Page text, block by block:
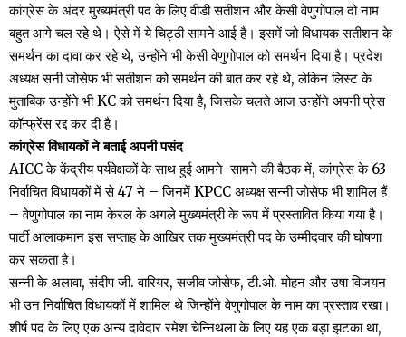
कांग्रेस के अंदर मुख्यमंत्री पद के लिए वीडी सतीशन और केसी वेणुगोपाल दो नाम
बहुत आगे चल रहे थे। ऐसे में ये चिट्ठी सामने आई है। इसमें जो विधायक सतीशन के
समर्थन का दावा कर रहे थे, उन्होंने भी केसी वेणुगोपाल को समर्थन दिया है। प्रदेश
अध्यक्ष सनी जोसेफ भी सतीशन को समर्थन की बात कर रहे थे, लेकिन लिस्ट के
मुताबिक उन्होंने भी KC को समर्थन दिया है, जिसके चलते आज उन्होंने अपनी प्रेस
कॉन्फ्रेंस रद्द कर दी है।
कांग्रेस विधायकों ने बताई अपनी पसंद
AICC के केंद्रीय पर्यवेक्षकों के साथ हुई आमने-सामने की बैठक में, कांग्रेस के 63
निर्वाचित विधायकों में से 47 ने – जिनमें KPCC अध्यक्ष सन्नी जोसेफ भी शामिल हैं
– वेणुगोपाल का नाम केरल के अगले मुख्यमंत्री के रूप में प्रस्तावित किया गया है।
पार्टी आलाकमान इस सप्ताह के आखिर तक मुख्यमंत्री पद के उम्मीदवार की घोषणा
कर सकता है।
सन्नी के अलावा, संदीप जी. वारियर, सजीव जोसेफ, टी.ओ. मोहन और उषा विजयन
भी उन निर्वाचित विधायकों में शामिल थे जिन्होंने वेणुगोपाल के नाम का प्रस्ताव रखा।
शीर्ष पद के लिए एक अन्य दावेदार रमेश चेन्निथला के लिए यह एक बड़ा झटका था,